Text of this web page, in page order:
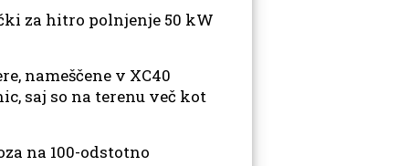
za hitro polnjenje 50 kW
nameščene v XC40
saj so na terenu več kot
na 100-odstotno